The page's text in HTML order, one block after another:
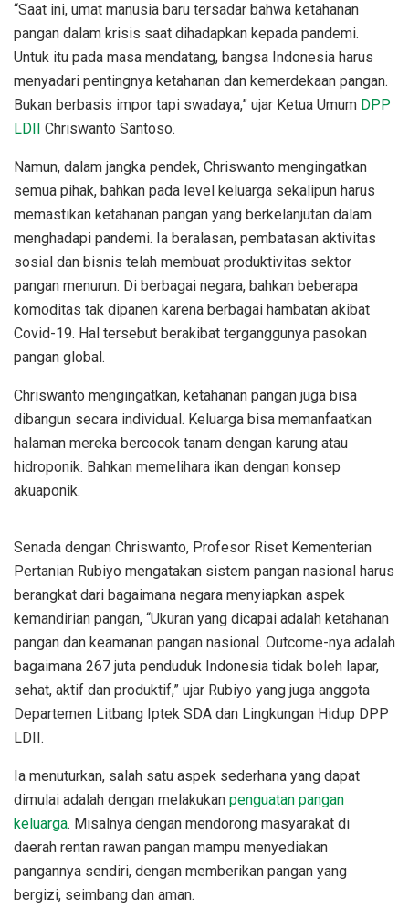
“Saat ini, umat manusia baru tersadar bahwa ketahanan
pangan dalam krisis saat dihadapkan kepada pandemi.
Untuk itu pada masa mendatang, bangsa Indonesia harus
menyadari pentingnya ketahanan dan kemerdekaan pangan.
Bukan berbasis impor tapi swadaya,” ujar Ketua Umum DPP
LDII Chriswanto Santoso.
Namun, dalam jangka pendek, Chriswanto mengingatkan
semua pihak, bahkan pada level keluarga sekalipun harus
memastikan ketahanan pangan yang berkelanjutan dalam
menghadapi pandemi. Ia beralasan, pembatasan aktivitas
sosial dan bisnis telah membuat produktivitas sektor
pangan menurun. Di berbagai negara, bahkan beberapa
komoditas tak dipanen karena berbagai hambatan akibat
Covid-19. Hal tersebut berakibat terganggunya pasokan
pangan global.
Chriswanto mengingatkan, ketahanan pangan juga bisa
dibangun secara individual. Keluarga bisa memanfaatkan
halaman mereka bercocok tanam dengan karung atau
hidroponik. Bahkan memelihara ikan dengan konsep
akuaponik.
Senada dengan Chriswanto, Profesor Riset Kementerian
Pertanian Rubiyo mengatakan sistem pangan nasional harus
berangkat dari bagaimana negara menyiapkan aspek
kemandirian pangan, “Ukuran yang dicapai adalah ketahanan
pangan dan keamanan pangan nasional. Outcome-nya adalah
bagaimana 267 juta penduduk Indonesia tidak boleh lapar,
sehat, aktif dan produktif,” ujar Rubiyo yang juga anggota
Departemen Litbang Iptek SDA dan Lingkungan Hidup DPP
LDII.
Ia menuturkan, salah satu aspek sederhana yang dapat
dimulai adalah dengan melakukan penguatan pangan
keluarga. Misalnya dengan mendorong masyarakat di
daerah rentan rawan pangan mampu menyediakan
pangannya sendiri, dengan memberikan pangan yang
bergizi, seimbang dan aman.